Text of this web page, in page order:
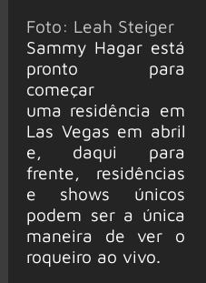
Foto: Leah Steiger
Sammy Hagar está
pronto para
começar
uma residência em
Las Vegas em abril
e, daqui para
frente, residências
e shows únicos
podem ser a única
maneira de ver o
roqueiro ao vivo.